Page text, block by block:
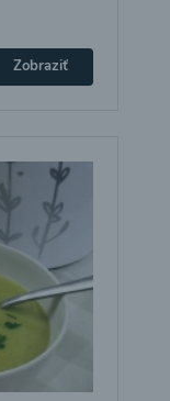
Zobraziť